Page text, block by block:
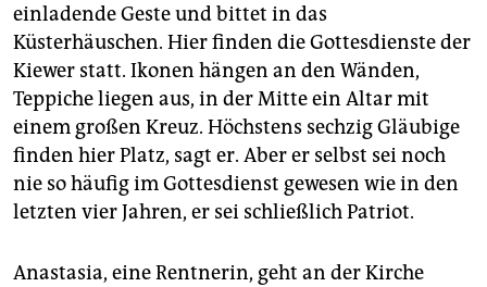
einladende Geste und bittet in das
Küsterhäuschen. Hier finden die Gottesdienste der
Kiewer statt. Ikonen hängen an den Wänden,
Teppiche liegen aus, in der Mitte ein Altar mit
einem großen Kreuz. Höchstens sechzig Gläubige
finden hier Platz, sagt er. Aber er selbst sei noch
nie so häufig im Gottesdienst gewesen wie in den
letzten vier Jahren, er sei schließlich Patriot.
Anastasia, eine Rentnerin, geht an der Kirche